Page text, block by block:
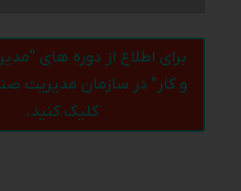
برای اطلاع از دوره های
و کار" در سازمان مدیریت
کلیک کنید.